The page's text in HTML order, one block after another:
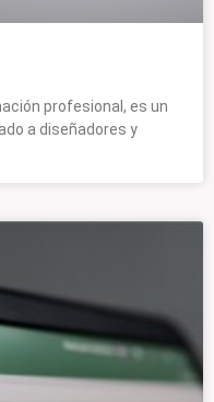
profesional, es un
a diseñadores y